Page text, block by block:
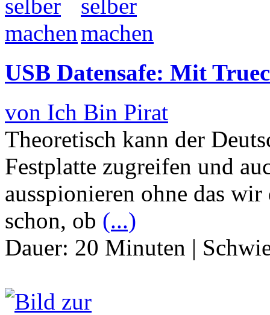
USB Datensafe: Mit
von Ich Bin Pirat
Theoretisch kann der
Festplatte zugreifen und
ausspionieren ohne das
schon, ob (...)
Dauer: 20 Minuten |